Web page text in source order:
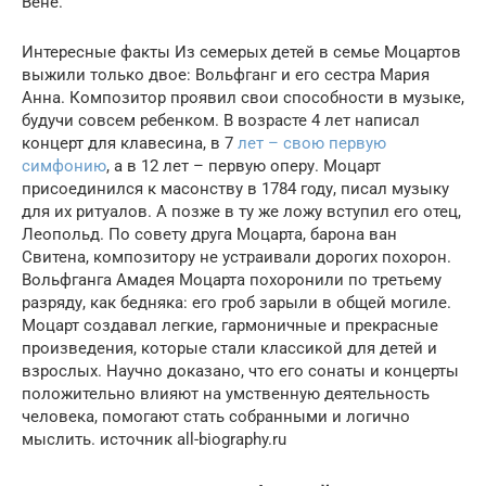
Интересные факты Из семерых детей в семье Моцартов
выжили только двое: Вольфганг и его сестра Мария
Анна. Композитор проявил свои способности в музыке,
будучи совсем ребенком. В возрасте 4 лет написал
концерт для клавесина, в 7 лет – свою первую
симфонию, а в 12 лет – первую оперу. Моцарт
присоединился к масонству в 1784 году, писал музыку
для их ритуалов. А позже в ту же ложу вступил его отец,
Леопольд. По совету друга Моцарта, барона ван
Свитена, композитору не устраивали дорогих похорон.
Вольфганга Амадея Моцарта похоронили по третьему
разряду, как бедняка: его гроб зарыли в общей могиле.
Моцарт создавал легкие, гармоничные и прекрасные
произведения, которые стали классикой для детей и
взрослых. Научно доказано, что его сонаты и концерты
положительно влияют на умственную деятельность
человека, помогают стать собранными и логично
мыслить. источник all-biography.ru